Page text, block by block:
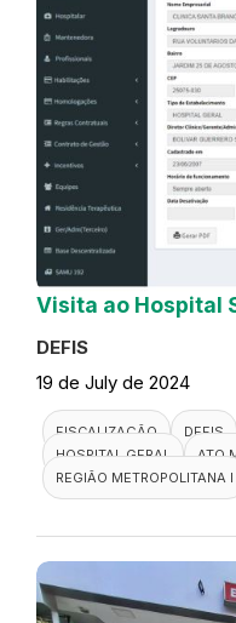
Visita ao Hospital
DEFIS
19 de July de 2024
FISCALIZAÇÃO DEFIS
HOSPITAL GERAL
ATO
REGIÃO METROPOLITANA I